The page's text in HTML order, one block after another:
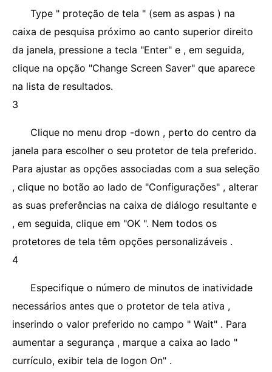
Type " proteção de tela " (sem as aspas ) na
caixa de pesquisa próximo ao canto superior direito
da janela, pressione a tecla "Enter" e , em seguida,
clique na opção "Change Screen Saver" que aparece
na lista de resultados.
3
Clique no menu drop -down , perto do centro da
janela para escolher o seu protetor de tela preferido.
Para ajustar as opções associadas com a sua seleção
, clique no botão ao lado de "Configurações" , alterar
as suas preferências na caixa de diálogo resultante e
, em seguida, clique em "OK ". Nem todos os
protetores de tela têm opções personalizáveis ​​.
4
Especifique o número de minutos de inatividade
necessários antes que o protetor de tela ativa ,
inserindo o valor preferido no campo " Wait" . Para
aumentar a segurança , marque a caixa ao lado "
currículo, exibir tela de logon On" .